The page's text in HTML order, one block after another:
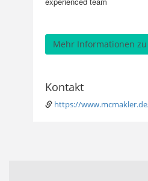
Mehr Informationen
Kontakt
https://